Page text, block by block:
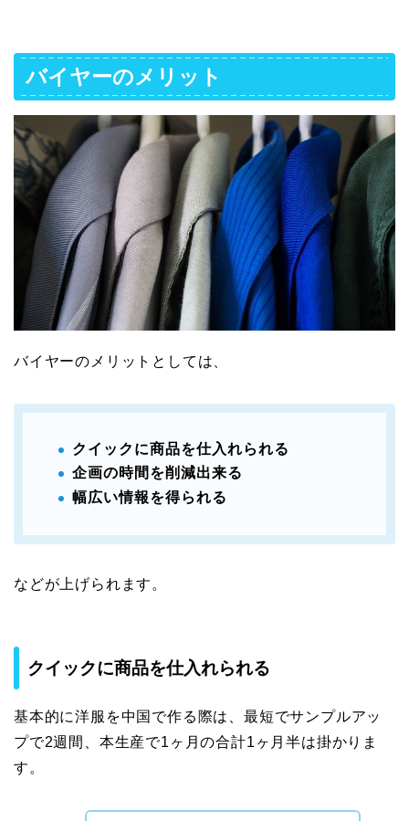
バイヤーのメリット
バイヤーのメリットとしては、
クイックに商品を仕入れられる
企画の時間を削減出来る
幅広い情報を得られる
などが上げられます。
クイックに商品を仕入れられる
基本的に洋服を中国で作る際は、最短でサンプルアッ
プで2週間、本生産で1ヶ月の合計1ヶ月半は掛かりま
す。